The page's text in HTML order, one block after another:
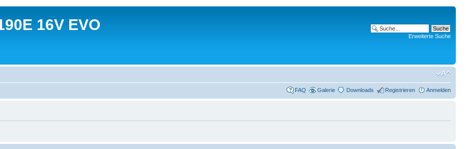
16V EVO
Erweiterte Suche
FAQ Galerie Downloads Registrieren Anmelden